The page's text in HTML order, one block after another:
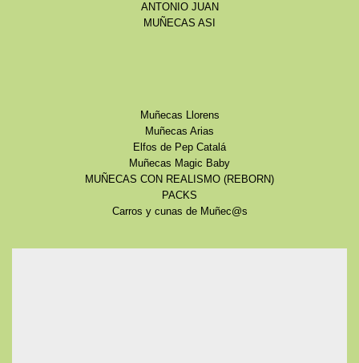
ANTONIO JUAN
MUÑECAS ASI
Muñecas Llorens
Muñecas Arias
Elfos de Pep Catalá
Muñecas Magic Baby
MUÑECAS CON REALISMO (REBORN)
PACKS
Carros y cunas de Muñec@s